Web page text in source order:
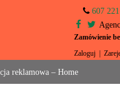
607
Zamówienie
Zaloguj
reklamowa – Home